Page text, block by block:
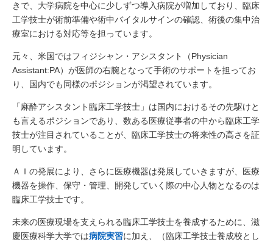
きで、大学病院を中心に少しずつ導入病院が増加しており、臨床
工学技士が術前準備や術中バイタルサインの確認、術後の集中治
療室における対応等を担っています。
元々、米国ではフィジシャン・アシスタント（Physician
Assistant:PA）が医師の右腕となって手術のサポートを担ってお
り、国内でも同様のポジションが渇望されています。
「麻酔アシスタント臨床工学技士」は国内におけるその先駆けと
も言えるポジションであり、数ある医療従事者の中から臨床工学
技士が注目されていることが、臨床工学技士の将来性の高さを証
明しています。
ＡＩの発展により、さらに医療機器は発展していきますが、医療
機器を操作、保守・管理、開発していく際の中心人物となるのは
臨床工学技士です。
未来の医療現場を支えられる臨床工学技士を養成するために、滋
慶医療科学大学では病院実習に加え、（臨床工学技士養成校とし